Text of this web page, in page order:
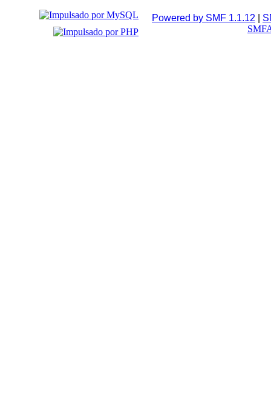
Powered by SMF 1.1.12